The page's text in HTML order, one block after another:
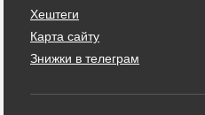
Хештеги
Карта сайту
Знижки в телеграм